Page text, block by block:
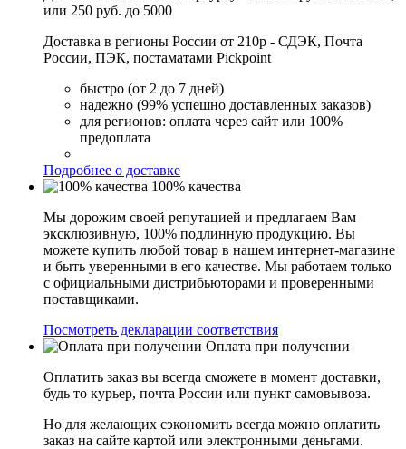
или 250 руб. до 5000
Доставка в регионы России от 210р - СДЭК, Почта
России, ПЭК, постаматами Pickpoint
быстро (от 2 до 7 дней)
надежно (99% успешно доставленных заказов)
для регионов: оплата через сайт или 100%
предоплата
Подробнее о доставке
100% качества
Мы дорожим своей репутацией и предлагаем Вам
эксклюзивную, 100% подлинную продукцию. Вы
можете купить любой товар в нашем интернет-магазине
и быть уверенными в его качестве. Мы работаем только
с официальными дистрибьюторами и проверенными
поставщиками.
Посмотреть декларации соответствия
Оплата при получении
Оплатить заказ вы всегда сможете в момент доставки,
будь то курьер, почта России или пункт самовывоза.
Но для желающих сэкономить всегда можно оплатить
заказ на сайте картой или электронными деньгами.